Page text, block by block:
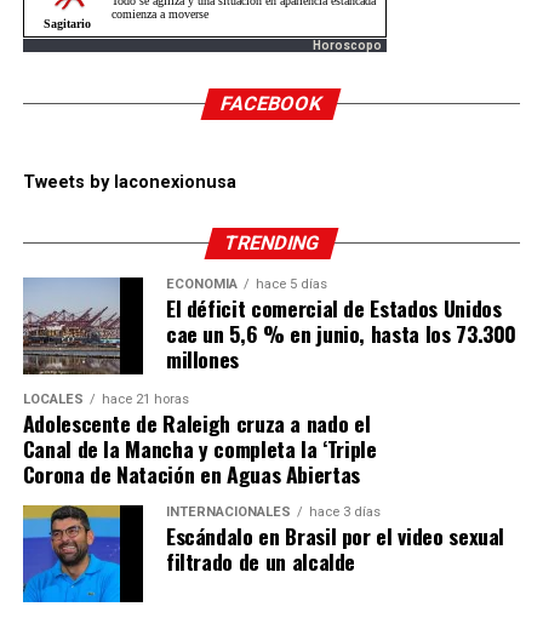
Horoscopo
FACEBOOK
Tweets by laconexionusa
TRENDING
ECONOMÍA hace 5 días
El déficit comercial de Estados Unidos
cae un 5,6 % en junio, hasta los 73.300
millones
LOCALES hace 21 horas
Adolescente de Raleigh cruza a nado el
Canal de la Mancha y completa la ‘Triple
Corona de Natación en Aguas Abiertas
INTERNACIONALES hace 3 días
Escándalo en Brasil por el video sexual
filtrado de un alcalde